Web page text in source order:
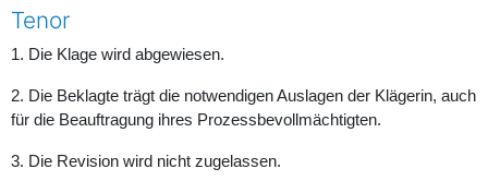
Tenor
1. Die Klage wird abgewiesen.
2. Die Beklagte trägt die notwendigen Auslagen der Klägerin, auch
für die Beauftragung ihres Prozessbevollmächtigten.
3. Die Revision wird nicht zugelassen.